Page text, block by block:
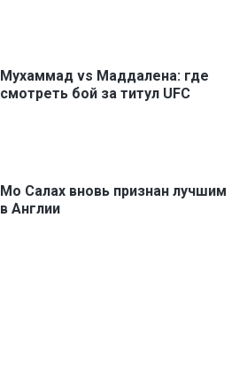
Мухаммад vs Маддалена: где
смотреть бой за титул UFC
Мо Салах вновь признан лучшим
в Англии